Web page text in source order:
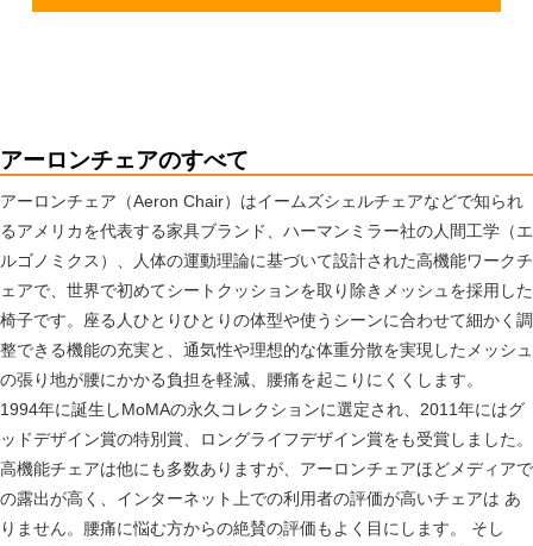
アーロンチェアのすべて
アーロンチェア（Aeron Chair）はイームズシェルチェアなどで知られ
るアメリカを代表する家具ブランド、 ハーマンミラー社の人間工学（エ
ルゴノミクス）、人体の運動理論に基づいて設計された高機能ワークチ
ェアで、世界で初めてシートクッションを取り除きメッシュを採用した
椅子です。座る人ひとりひとりの体型や使うシーンに合わせて細かく調
整できる機能の充実と、通気性や理想的な体重分散を実現したメッシュ
の張り地が腰にかかる負担を軽減、腰痛を起こりにくくします。
1994年に誕生しMoMAの永久コレクションに選定され、2011年にはグ
ッドデザイン賞の特別賞、ロングライフデザイン賞をも受賞しました。
高機能チェアは他にも多数ありますが、アーロンチェアほどメディアで
の露出が高く、インターネット上での利用者の評価が高いチェアは あ
りません。腰痛に悩む方からの絶賛の評価もよく目にします。 そし